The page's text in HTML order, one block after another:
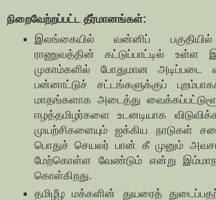
நிறைவேற்றப்பட்ட தீர்மானங்கள்:
இலங்கையில் வன்னிப்
ராணுவத்தின் கட்டுப்பாட்டில் உள்ள
முகாம்களில் போதுமான அடிப்படை
பன்னாட்டுச் சட்டங்களுக்குப்
மாதங்களாக அடைத்து
ஈழத்தமிழர்களை உடனடியாக
முயற்சிகளையும் ஐக்கிய நாடுகள்
பொதுச் செயலர் பான் கீ முனும்
மேற்கொள்ள வேண்டும் என்று
கொள்கிறது.
தமிழீழ மக்களின் துயரைத்